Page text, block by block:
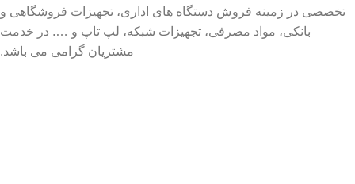
تخصصی در زمینه فروش دستگاه های اداری، تجهیزات فروشگاهی و
بانکی، مواد مصرفی، تجهیزات شبکه، لپ تاپ و …. در خدمت
مشتریان گرامی می باشد.